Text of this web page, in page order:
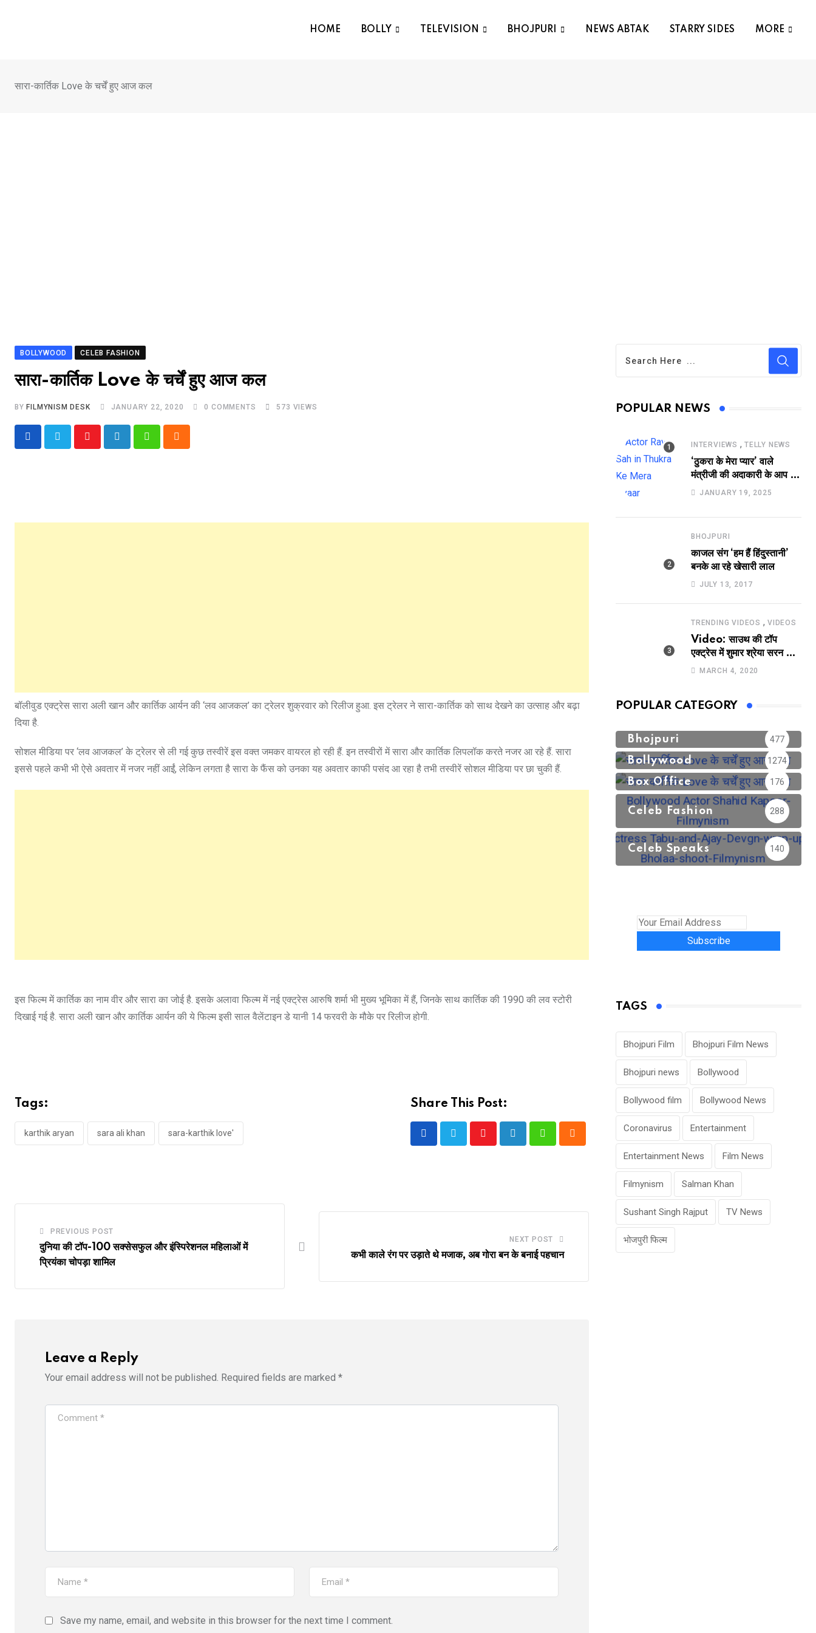
HOME BOLLY TELEVISION BHOJPURI NEWS ABTAK STARRY SIDES MORE
सारा-कार्तिक Love के चर्चें हुए आज कल
BOLLYWOOD CELEB FASHION
सारा-कार्तिक Love के चर्चें हुए आज कल
BY FILMYNISM DESK JANUARY 22, 2020 0 COMMENTS 573 VIEWS
Youtube LinkedIn WhatsappCloud
बॉलीवुड एक्ट्रेस सारा अली खान और कार्तिक आर्यन की ‘लव आजकल’ का ट्रेलर शुक्रवार को रिलीज हुआ. इस ट्रेलर ने सारा-कार्तिक को साथ देखने का उत्साह और बढ़ा
दिया है.
सोशल मीडिया पर ‘लव आजकल’ के ट्रेलर से ली गई कुछ तस्वीरें इस वक्त जमकर वायरल हो रही हैं. इन तस्वीरों में सारा और कार्तिक लिपलॉक करते नजर आ रहे हैं. सारा
इससे पहले कभी भी ऐसे अवतार में नजर नहीं आईं, लेकिन लगता है सारा के फैंस को उनका यह अवतार काफी पसंद आ रहा है तभी तस्वीरें सोशल मीडिया पर छा चुकी हैं.
इस फिल्म में कार्तिक का नाम वीर और सारा का जोई है. इसके अलावा फिल्म में नई एक्ट्रेस आरुषि शर्मा भी मुख्य भूमिका में हैं, जिनके साथ कार्तिक की 1990 की लव स्टोरी
दिखाई गई है. सारा अली खान और कार्तिक आर्यन की ये फिल्म इसी साल वैलेंटाइन डे यानी 14 फरवरी के मौके पर रिलीज होगी.
Tags:
karthik aryan sara ali khan sara-karthik love'
Share This Post:
Youtube LinkedIn WhatsappCloud
PREVIOUS POST
दुनिया की टॉप-100 सक्सेसफुल और इंस्पिरेशनल महिलाओं में
प्रियंका चोपड़ा शामिल
NEXT POST
कभी काले रंग पर उड़ाते थे मजाक, अब गोरा बन के बनाई पहचान
Leave a Reply
Your email address will not be published. Required fields are marked *
Save my name, email, and website in this browser for the next time I comment.
POPULAR NEWS
INTERVIEWS , TELLY NEWS
‘ठुकरा के मेरा प्यार’ वाले
मंत्रीजी की अदाकारी के आप भी
हो जाएंगे फैन, यकीं न हो तो
भूमिका
JANUARY 19, 2025
BHOJPURI
काजल संग ‘हम हैं हिंदुस्तानी’
बनके आ रहे खेसारी लाल
JULY 13, 2017
TRENDING VIDEOS , VIDEOS
Video: साउथ की टॉप
एक्ट्रेस में शुमार श्रेया सरन का
सेक्सी लिपलॉक
MARCH 4, 2020
POPULAR CATEGORY
Bhojpuri 477
Bollywood 1274
Box Office 176
Celeb Fashion 288
Celeb Speaks 140
Subscribe
TAGS
Bhojpuri Film Bhojpuri Film News
Bhojpuri news Bollywood
Bollywood film Bollywood News
Coronavirus Entertainment
Entertainment News Film News
Filmynism Salman Khan
Sushant Singh Rajput TV News
भोजपुरी फिल्म